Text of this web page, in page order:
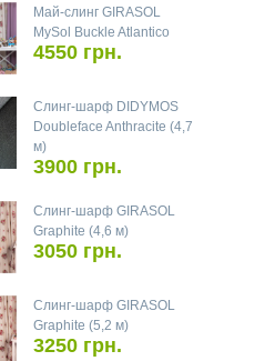
Май-слинг GIRASOL
MySol Buckle Atlantico
4550 грн.
Слинг-шарф DIDYMOS
Doubleface Anthracite (4,7
м)
3900 грн.
Слинг-шарф GIRASOL
Graphite (4,6 м)
3050 грн.
Слинг-шарф GIRASOL
Graphite (5,2 м)
3250 грн.